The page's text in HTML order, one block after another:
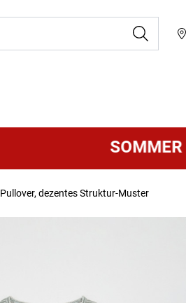
SOMMER
Pullover, dezentes Struktur-Muster